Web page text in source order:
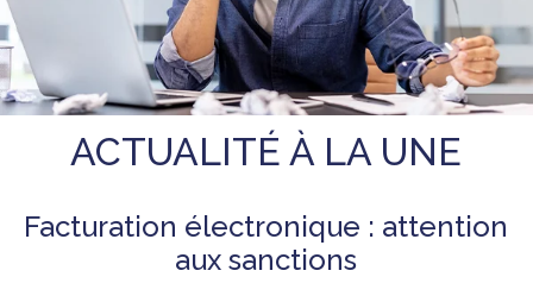
ACTUALITÉ À LA UNE
Facturation électronique : attention
aux sanctions